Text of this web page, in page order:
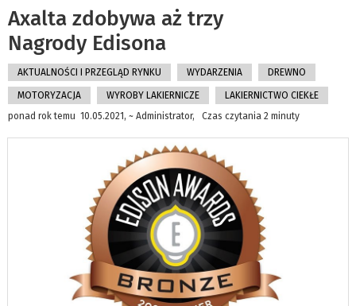
Axalta zdobywa aż trzy
Nagrody Edisona
AKTUALNOŚCI I PRZEGLĄD RYNKU WYDARZENIA DREWNO
MOTORYZACJA WYROBY LAKIERNICZE
LAKIERNICTWO CIEKŁE
ponad rok temu 10.05.2021, ~ Administrator, Czas czytania 2 minuty